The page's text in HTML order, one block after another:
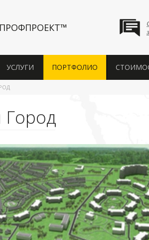
ПРОФПРОЕКТ™
УСЛУГИ ПОРТФОЛИО
Город